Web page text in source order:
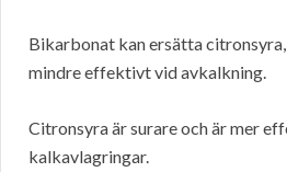
Bikarbonat kan ersätta
mindre effektivt vid avkalkning.
Citronsyra är surare och är mer
kalkavlagringar.